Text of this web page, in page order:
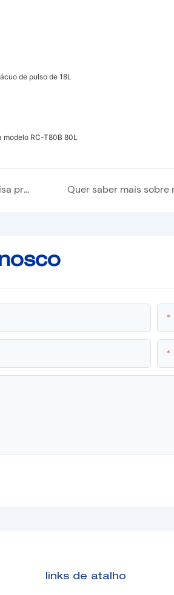
de pulso de 18L
modelo RC-T80B 80L
Ao usar uma incubadora infantil, você precisa prestar atenção aos pontos
links de atalho